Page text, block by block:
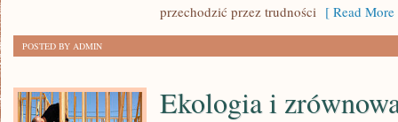
przechodzić przez trudności [ Read
POSTED BY ADMIN
Ekologia i